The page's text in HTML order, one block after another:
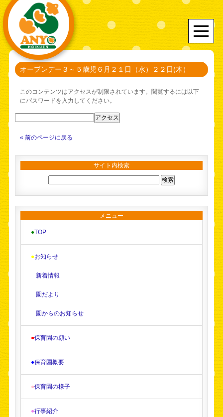
オープンデー３～５歳児６月２１日（水）２２日(木）
このコンテンツはアクセスが制限されています。閲覧するには以下
にパスワードを入力してください。
« 前のページに戻る
サイト内検索
メニュー
●TOP
●お知らせ
新着情報
園だより
園からのお知らせ
●保育園の願い
●保育園概要
●保育園の様子
●行事紹介